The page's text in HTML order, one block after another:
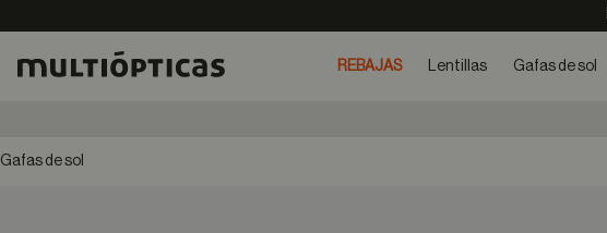
REBAJAS Lentillas Gafas de sol
Gafas de sol